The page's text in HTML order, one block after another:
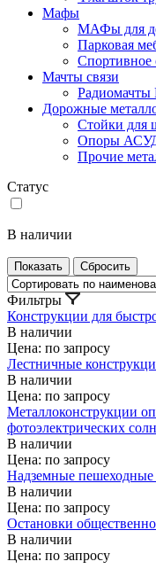
Мафы
МАФы для
Парковая
Спортивное
Мачты связи
Дорожные
Cтойки для
Опоры
Прочие
Статус
В наличии
Фильтры
Конструкции для
В наличии
Цена: по запросу
Лестничные
В наличии
Цена: по запросу
Металлоконструкции
фотоэлектрических
В наличии
Цена: по запросу
Надземные пешеходные
В наличии
Цена: по запросу
Остановки
В наличии
Цена: по запросу